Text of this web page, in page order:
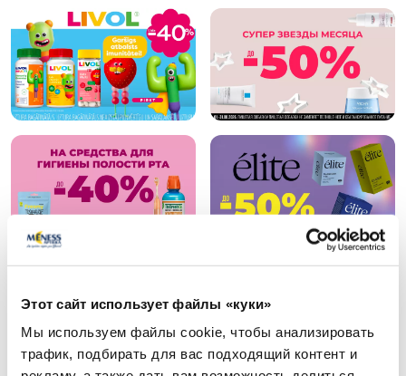
Этот сайт использует файлы «куки»
Мы используем файлы cookie, чтобы анализировать
трафик, подбирать для вас подходящий контент и
Популярные в категории
-30% -25%